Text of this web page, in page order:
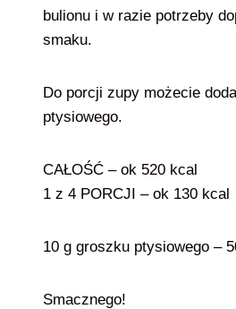
bulionu i w razie potrzeby
smaku.
Do porcji zupy możecie
ptysiowego.
CAŁOŚĆ – ok 520 kcal
1 z 4 PORCJI – ok 130 kcal
10 g groszku ptysiowego –
Smacznego!